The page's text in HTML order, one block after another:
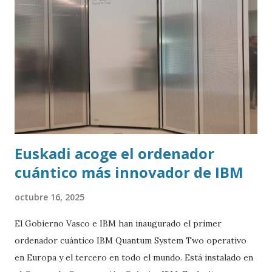
Euskadi acoge el ordenador
cuántico más innovador de IBM
octubre 16, 2025
El Gobierno Vasco e IBM han inaugurado el primer
ordenador cuántico IBM Quantum System Two operativo
en Europa y el tercero en todo el mundo. Está instalado en